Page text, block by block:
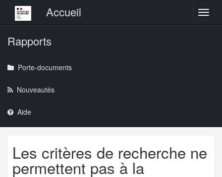
Menu principalAccueil
Rapports
Porte-documents
Nouveautés
Aide
Les critères de recherche ne
permettent pas à la